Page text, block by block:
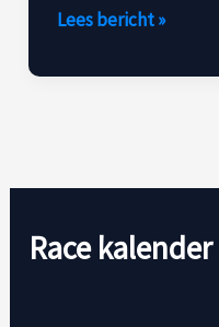
Lees bericht »
Race kalender